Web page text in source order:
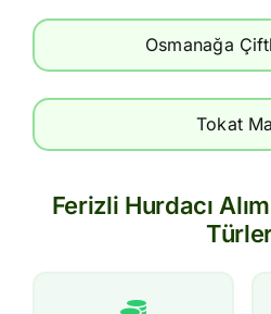
Osmanağa
Tokat
Ferizli Hurdacı